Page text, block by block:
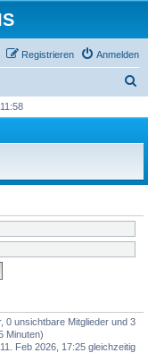
Anmelden
Registrieren
h
0 unsichtbare Mitglieder und 3
Minuten)
Feb 2026, 17:25 gleichzeitig